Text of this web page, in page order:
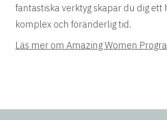
fantastiska verktyg skapar du dig
komplex och föränderlig tid.
Läs mer om Amazing Women